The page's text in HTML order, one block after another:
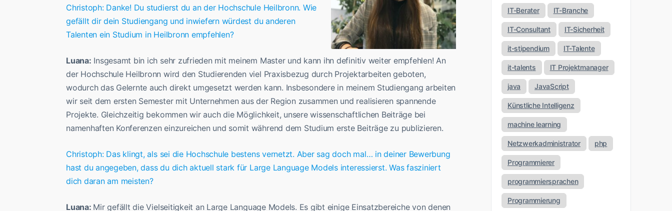
Christoph: Danke! Du studierst du an der Hochschule Heilbronn. Wie
gefällt dir dein Studiengang und inwiefern würdest du anderen
Talenten ein Studium in Heilbronn empfehlen?
Luana: Insgesamt bin ich sehr zufrieden mit meinem Master und kann ihn definitiv weiter empfehlen! An
der Hochschule Heilbronn wird den Studierenden viel Praxisbezug durch Projektarbeiten geboten,
wodurch das Gelernte auch direkt umgesetzt werden kann. Insbesondere in meinem Studiengang arbeiten
wir seit dem ersten Semester mit Unternehmen aus der Region zusammen und realisieren spannende
Projekte. Gleichzeitig bekommen wir auch die Möglichkeit, unsere wissenschaftlichen Beiträge bei
namenhaften Konferenzen einzureichen und somit während dem Studium erste Beiträge zu publizieren.
Christoph: Das klingt, als sei die Hochschule bestens vernetzt. Aber sag doch mal… in deiner Bewerbung
hast du angegeben, dass du dich aktuell stark für Large Language Models interessierst. Was fasziniert
dich daran am meisten?
Luana: Mir gefällt die Vielseitigkeit an Large Language Models. Es gibt einige Einsatzbereiche von denen
IT-Berater IT-Branche
IT-Consultant IT-Sicherheit
it-stipendium IT-Talente
it-talents IT Projektmanager
java JavaScript
Künstliche Intelligenz
machine learning
Netzwerkadministrator php
Programmierer
programmiersprachen
Programmierung